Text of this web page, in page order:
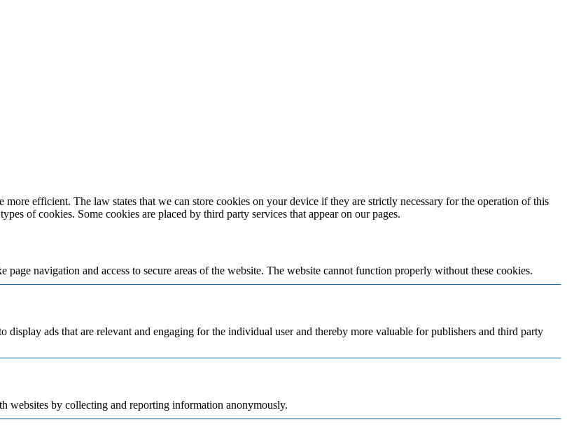
efficient. The law states that we can store cookies on your device if they are strictly necessary for the operation of this
of cookies. Some cookies are placed by third party services that appear on our pages.
navigation and access to secure areas of the website. The website cannot function properly without these cookies.
ads that are relevant and engaging for the individual user and thereby more valuable for publishers and third party
websites by collecting and reporting information anonymously.